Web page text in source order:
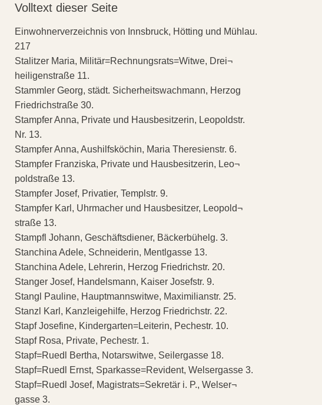
Volltext dieser Seite
Einwohnerverzeichnis von Innsbruck, Hötting und Mühlau.
217
Stalitzer Maria, Militär=Rechnungsrats=Witwe, Drei¬
heiligenstraße 11.
Stammler Georg, städt. Sicherheitswachmann, Herzog
Friedrichstraße 30.
Stampfer Anna, Private und Hausbesitzerin, Leopoldstr.
Nr. 13.
Stampfer Anna, Aushilfsköchin, Maria Theresienstr. 6.
Stampfer Franziska, Private und Hausbesitzerin, Leo¬
poldstraße 13.
Stampfer Josef, Privatier, Templstr. 9.
Stampfer Karl, Uhrmacher und Hausbesitzer, Leopold¬
straße 13.
Stampfl Johann, Geschäftsdiener, Bäckerbühelg. 3.
Stanchina Adele, Schneiderin, Mentlgasse 13.
Stanchina Adele, Lehrerin, Herzog Friedrichstr. 20.
Stanger Josef, Handelsmann, Kaiser Josefstr. 9.
Stangl Pauline, Hauptmannswitwe, Maximilianstr. 25.
Stanzl Karl, Kanzleigehilfe, Herzog Friedrichstr. 22.
Stapf Josefine, Kindergarten=Leiterin, Pechestr. 10.
Stapf Rosa, Private, Pechestr. 1.
Stapf=Ruedl Bertha, Notarswitwe, Seilergasse 18.
Stapf=Ruedl Ernst, Sparkasse=Revident, Welsergasse 3.
Stapf=Ruedl Josef, Magistrats=Sekretär i. P., Welser¬
gasse 3.